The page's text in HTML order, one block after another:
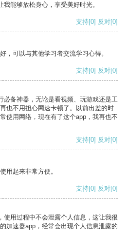
能够放松身心，享受美好时光。
支持[0] 反对[0]
，可以与其他学习者交流学习心得。
支持[0] 反对[0]
必备神器，无论是看视频、玩游戏还是工
也不用担心网速卡顿了。以前出差的时
使用网络，现在有了这个app，我再也不
支持[0] 反对[0]
用起来非常方便。
支持[0] 反对[0]
使用过程中不会泄露个人信息，这让我很
加速器app，经常会出现个人信息泄露的